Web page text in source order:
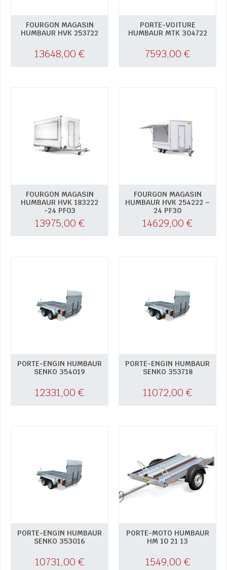
FOURGON MAGASIN
HUMBAUR HVK 253722
13648,00 €
PORTE-VOITURE
HUMBAUR MTK 304722
7593,00 €
FOURGON MAGASIN
HUMBAUR HVK 183222
-24 PF03
13975,00 €
FOURGON MAGASIN
HUMBAUR HVK 254222 –
24 PF30
14629,00 €
PORTE-ENGIN HUMBAUR
SENKO 354019
12331,00 €
PORTE-ENGIN HUMBAUR
SENKO 353718
11072,00 €
PORTE-ENGIN HUMBAUR
SENKO 353016
10731,00 €
PORTE-MOTO HUMBAUR
HM 10 21 13
1549,00 €